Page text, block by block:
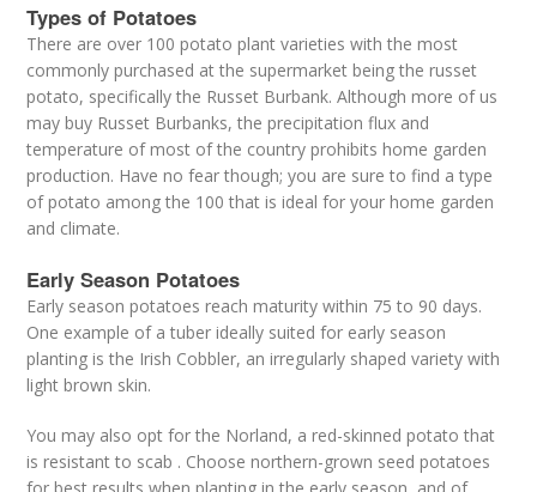
Types of Potatoes
There are over 100 potato plant varieties with the most
commonly purchased at the supermarket being the russet
potato, specifically the Russet Burbank. Although more of us
may buy Russet Burbanks, the precipitation flux and
temperature of most of the country prohibits home garden
production. Have no fear though; you are sure to find a type
of potato among the 100 that is ideal for your home garden
and climate.
Early Season Potatoes
Early season potatoes reach maturity within 75 to 90 days.
One example of a tuber ideally suited for early season
planting is the Irish Cobbler, an irregularly shaped variety with
light brown skin.
You may also opt for the Norland, a red-skinned potato that
is resistant to scab . Choose northern-grown seed potatoes
for best results when planting in the early season, and of